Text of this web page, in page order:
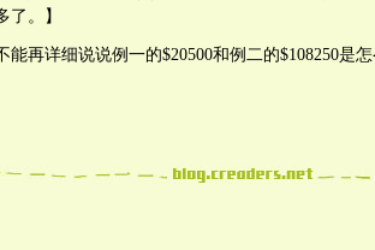
了。】
能再详细说说例一的$20500和例二的$108250是